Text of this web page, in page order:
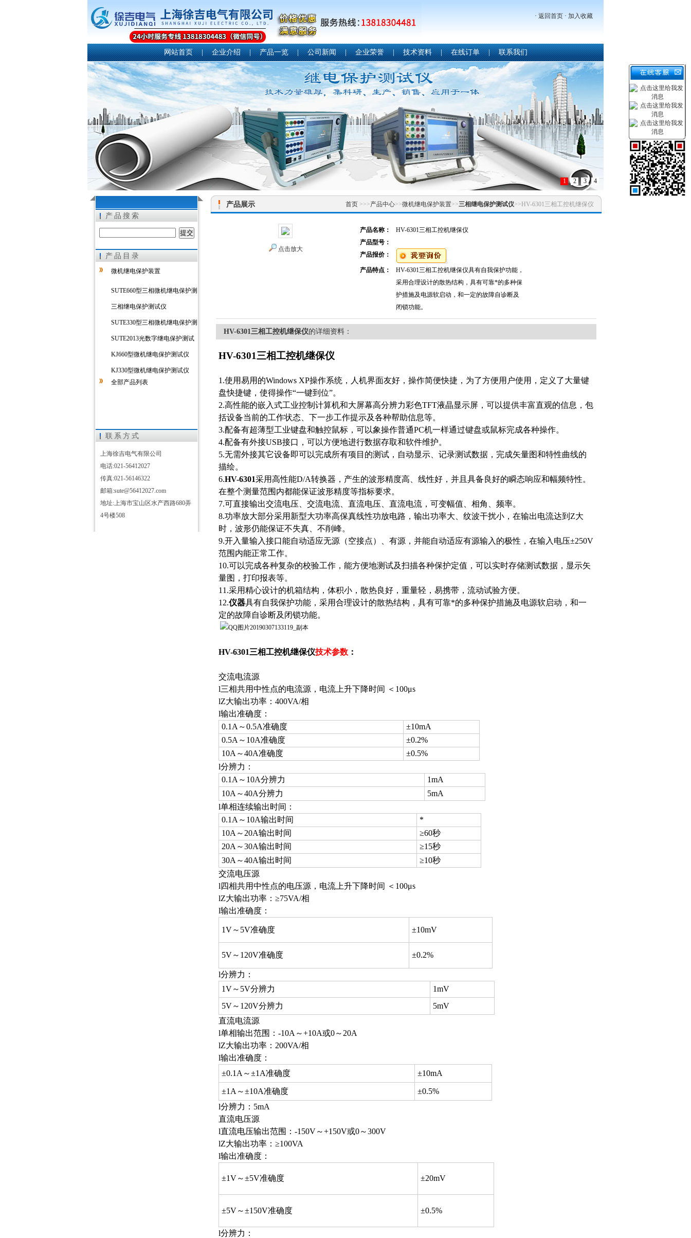
上海徐吉电气有限公司
· 返回首页 · 加入收藏
网站首页 | 企业介绍 | 产品一览 | 公司新闻 | 企业荣誉 | 技术资料 | 在线订单 | 联系我们
1 2 3 4
产品搜索
产品目录
微机继电保护装置
SUTE660型三相微机继电保护测
三相继电保护测试仪
SUTE330型三相微机继电保护测
SUTE2013光数字继电保护测试
KJ660型微机继电保护测试仪
KJ330型微机继电保护测试仪
全部产品列表
联系方式
上海徐吉电气有限公司
电话:021-56412027
传真:021-56146322
邮箱:sute@56412027.com
地址:上海市宝山区水产西路680弄
4号楼508
产品展示 首页 >>>产品中心>>微机继电保护装置>>三相继电保护测试仪>>HV-6301三相工控机继保仪
点击放大
产品名称：
HV-6301三相工控机继保仪
产品型号：
产品报价：
产品特点：
HV-6301三相工控机继保仪具有自我保护功能，
采用合理设计的散热结构，具有可靠*的多种保
护措施及电源软启动，和一定的故障自诊断及
闭锁功能。
HV-6301三相工控机继保仪的详细资料：
HV-6301三相工控机继保仪
1.使用易用的Windows XP操作系统，人机界面友好，操作简便快捷，为了方便用户使用，定义了大量键
盘快捷键，使得操作“一键到位”。
2.高性能的嵌入式工业控制计算机和大屏幕高分辨力彩色TFT液晶显示屏，可以提供丰富直观的信息，包
括设备当前的工作状态、下一步工作提示及各种帮助信息等。
3.配备有超薄型工业键盘和触控鼠标，可以象操作普通PC机一样通过键盘或鼠标完成各种操作。
4.配备有外接USB接口，可以方便地进行数据存取和软件维护。
5.无需外接其它设备即可以完成所有项目的测试，自动显示、记录测试数据，完成矢量图和特性曲线的
描绘。
6.HV-6301采用高性能D/A转换器，产生的波形精度高、线性好，并且具备良好的瞬态响应和幅频特性。
在整个测量范围内都能保证波形精度等指标要求。
7.可直接输出交流电压、交流电流、直流电压、直流电流，可变幅值、相角、频率。
8.功率放大部分采用新型大功率高保真线性功放电路，输出功率大、纹波干扰小，在输出电流达到Z大
时，波形仍能保证不失真、不削峰。
9.开入量输入接口能自动适应无源（空接点）、有源，并能自动适应有源输入的极性，在输入电压±250V
范围内能正常工作。
10.可以完成各种复杂的校验工作，能方便地测试及扫描各种保护定值，可以实时存储测试数据，显示矢
量图，打印报表等。
11.采用精心设计的机箱结构，体积小，散热良好，重量轻，易携带，流动试验方便。
12.仪器具有自我保护功能，采用合理设计的散热结构，具有可靠*的多种保护措施及电源软启动，和一
定的故障自诊断及闭锁功能。
HV-6301三相工控机继保仪技术参数 ：
交流电流源
l三相共用中性点的电流源，电流上升下降时间 ＜100μs
lZ大输出功率：400VA/相
l输出准确度：
0.1A～0.5A准确度
±10mA
0.5A～10A准确度
±0.2%
10A～40A准确度
±0.5%
l分辨力：
0.1A～10A分辨力
1mA
10A～40A分辨力
5mA
l单相连续输出时间：
0.1A～10A输出时间
*
10A～20A输出时间
≥60秒
20A～30A输出时间
≥15秒
30A～40A输出时间
≥10秒
交流电压源
l四相共用中性点的电压源，电流上升下降时间 ＜100μs
lZ大输出功率：≥75VA/相
l输出准确度：
1V～5V准确度 ±10mV
5V～120V准确度 ±0.2%
l分辨力：
1V～5V分辨力
1mV
5V～120V分辨力
5mV
直流电流源
l单相输出范围：-10A～+10A或0～20A
lZ大输出功率：200VA/相
l输出准确度：
±0.1A～±1A准确度
±10mA
±1A～±10A准确度
±0.5%
l分辨力：5mA
直流电压源
l直流电压输出范围：-150V～+150V或0～300V
lZ大输出功率：≥100VA
l输出准确度：
±1V～±5V准确度 ±20mV
±5V～±150V准确度 ±0.5%
l分辨力：